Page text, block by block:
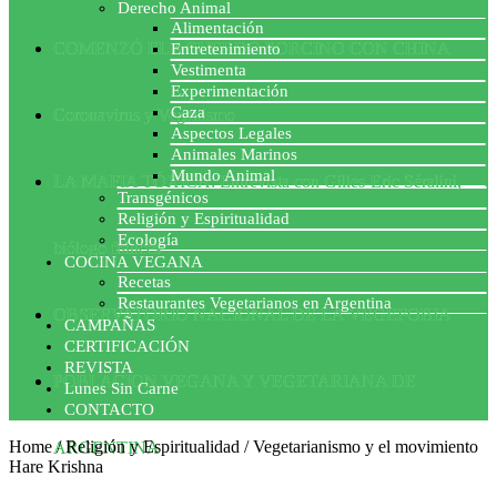
COMENZÓ EL ACUERDO PORCINO CON CHINA
Coronavirus y Veganismo
LA MAFIA TÓXICA: Entrevista con Gilles-Eric Séralini,
biólogo francés
OBSERVATORIO NACIONAL DE LA VEGEFOBIA
POBLACION VEGANA Y VEGETARIANA DE
ARGENTINA
Derecho Animal
Alimentación
Entretenimiento
Vestimenta
Experimentación
Caza
Aspectos Legales
Animales Marinos
Mundo Animal
Transgénicos
Religión y Espiritualidad
Ecología
COCINA VEGANA
Recetas
Restaurantes Vegetarianos en Argentina
CAMPAÑAS
CERTIFICACIÓN
REVISTA
Lunes Sin Carne
CONTACTO
Home/Religión y Espiritualidad /Vegetarianismo y el movimiento
Hare Krishna